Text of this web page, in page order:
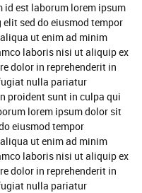
est laborum lorem ipsum
sed do eiusmod tempor
ut enim ad minim
laboris nisi ut aliquip ex
dolor in reprehenderit in
nulla pariatur
proident sunt in culpa qui
lorem ipsum dolor sit
eiusmod tempor
ut enim ad minim
laboris nisi ut aliquip ex
dolor in reprehenderit in
nulla pariatur